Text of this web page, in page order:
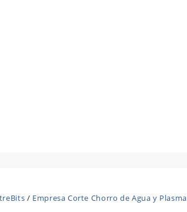
/ Empresa Corte Chorro de Agua y Plasma